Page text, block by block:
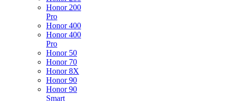
Honor 200
Pro
Honor 400
Honor 400
Pro
Honor 50
Honor 70
Honor 8X
Honor 90
Honor 90
Smart